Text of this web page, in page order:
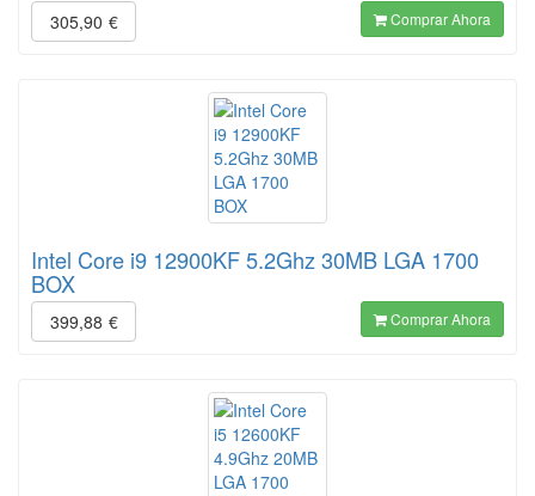
305,90 € Comprar Ahora
Intel Core i9 12900KF 5.2Ghz 30MB LGA 1700
BOX
399,88 € Comprar Ahora